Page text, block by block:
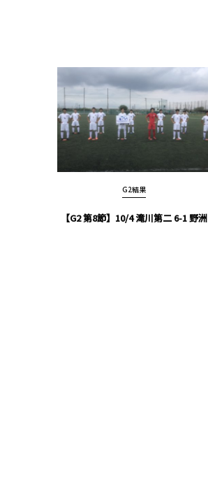
G2結果
【G2 第8節】10/4 滝川第二 6-1 野洲